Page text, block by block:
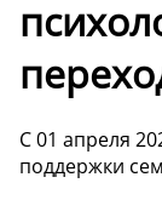
С 01 апреля
поддержки